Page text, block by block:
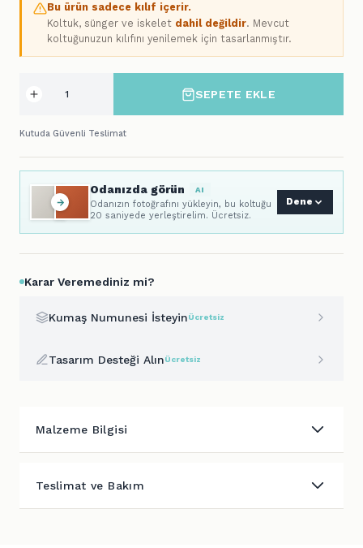
Bu ürün sadece kılıf içerir.
Koltuk, sünger ve iskelet dahil değildir. Mevcut
koltuğunuzun kılıfını yenilemek için tasarlanmıştır.
SEPETE EKLE
Kutuda Güvenli Teslimat
Odanızda görün AI
Odanızın fotoğrafını yükleyin, bu koltuğu
20 saniyede yerleştirelim. Ücretsiz.
Dene
Karar Veremediniz mi?
Kumaş Numunesi İsteyinÜcretsiz
Tasarım Desteği AlınÜcretsiz
Malzeme Bilgisi
Teslimat ve Bakım